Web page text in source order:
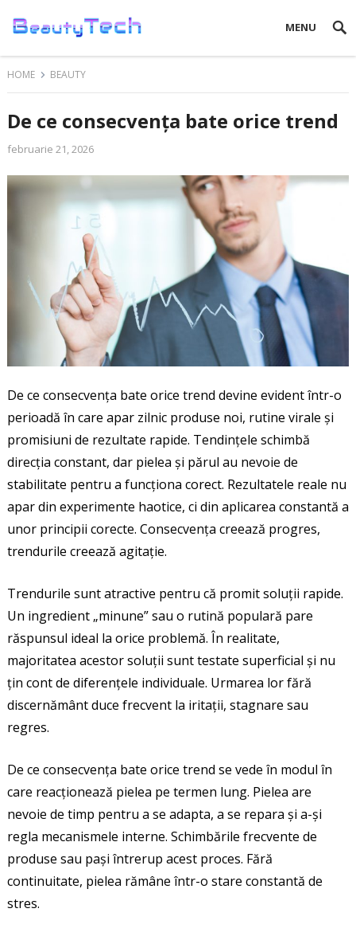
MENU
HOME BEAUTY
De ce consecvența bate orice trend
februarie 21, 2026
De ce consecvența bate orice trend devine evident într-o
perioadă în care apar zilnic produse noi, rutine virale și
promisiuni de rezultate rapide. Tendințele schimbă
direcția constant, dar pielea și părul au nevoie de
stabilitate pentru a funcționa corect. Rezultatele reale nu
apar din experimente haotice, ci din aplicarea constantă a
unor principii corecte. Consecvența creează progres,
trendurile creează agitație.
Trendurile sunt atractive pentru că promit soluții rapide.
Un ingredient „minune” sau o rutină populară pare
răspunsul ideal la orice problemă. În realitate,
majoritatea acestor soluții sunt testate superficial și nu
țin cont de diferențele individuale. Urmarea lor fără
discernământ duce frecvent la iritații, stagnare sau
regres.
De ce consecvența bate orice trend se vede în modul în
care reacționează pielea pe termen lung. Pielea are
nevoie de timp pentru a se adapta, a se repara și a-și
regla mecanismele interne. Schimbările frecvente de
produse sau pași întrerup acest proces. Fără
continuitate, pielea rămâne într-o stare constantă de
stres.